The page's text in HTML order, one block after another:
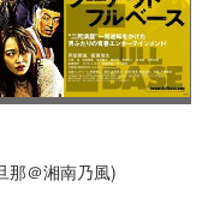
那＠湘南乃風)